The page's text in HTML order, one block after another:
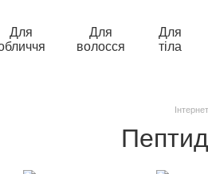
Для
Для
волосся
Для
тіла